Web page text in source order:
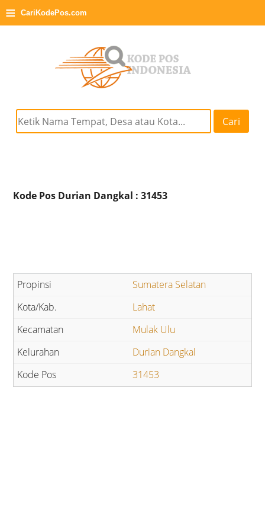
≡ CariKodePos.com
Cari
Kode Pos Durian Dangkal : 31453
Sumatera Selatan
Lahat
Mulak Ulu
Durian Dangkal
31453